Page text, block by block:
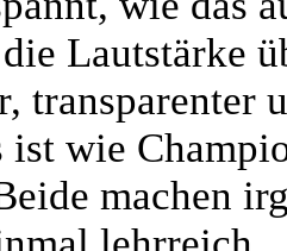
Lautstärke
transparenter
ist wie
machen